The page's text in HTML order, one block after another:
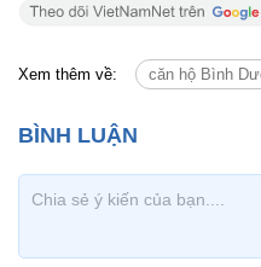
Xem thêm về: căn hộ Bình